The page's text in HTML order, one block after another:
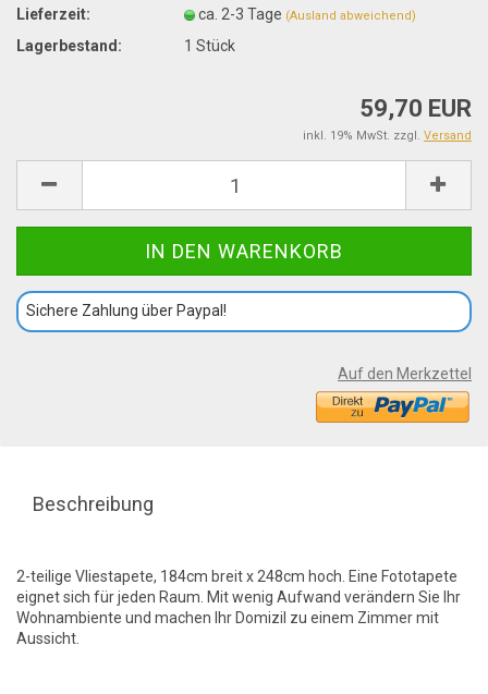
Lieferzeit:
ca. 2-3 Tage (Ausland abweichend)
Lagerbestand: 1Stück
59,70 EUR
inkl. 19% MwSt. zzgl. Versand
Sichere Zahlung über Paypal!
Auf den Merkzettel
Beschreibung
2-teilige Vliestapete, 184cm breit x 248cm hoch. Eine Fototapete
eignet sich für jeden Raum. Mit wenig Aufwand verändern Sie Ihr
Wohnambiente und machen Ihr Domizil zu einem Zimmer mit
Aussicht.